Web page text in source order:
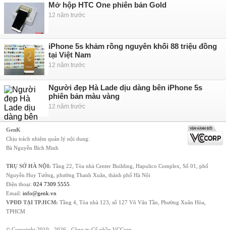
Mở hộp HTC One phiên bản Gold
12 năm trước
iPhone 5s khảm rồng nguyên khối 88 triệu đồng
tại Việt Nam
12 năm trước
Người đẹp Hà Lade dịu dàng bên iPhone 5s
phiên bản màu vàng
12 năm trước
GenK
Chịu trách nhiệm quản lý nội dung:
Bà Nguyễn Bích Minh
TRỤ SỞ HÀ NỘI: Tầng 22, Tòa nhà Center Building, Hapulico Complex, Số 01, phố
Nguyễn Huy Tưởng, phường Thanh Xuân, thành phố Hà Nội
Điện thoại: 024 7309 5555
Email: info@genk.vn
VPĐD TẠI TP.HCM: Tầng 4, Tòa nhà 123, số 127 Võ Văn Tần, Phường Xuân Hòa,
TPHCM